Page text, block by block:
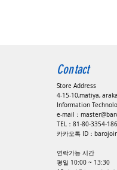
Contact
Store Address
4-15-10,matiya,
Information
e-mail：
​TEL：81-80-3354-
카카오톡 ID：
연락가능 시간
평일 10:00 ~ 13:30